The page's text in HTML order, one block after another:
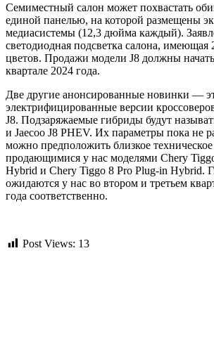
Семиместный салон может похвастать
единой панелью, на которой размещены
медиасистемы (12,3 дюйма каждый).
светодиодная подсветка салона, имеющая
цветов. Продажи модели J8 должны
квартале 2024 года.
Две другие анонсированные новинки —
электрифицированные версии
J8. Подзаряжаемые гибриды будут
и Jaecoo J8 PHEV. Их параметры пока не
можно предположить близкое
продающимися у нас моделями Chery
Hybrid и Chery Tiggo 8 Pro Plug-in Hybrid.
ожидаются у нас во втором и третьем
года соответственно.
Post Views: 13